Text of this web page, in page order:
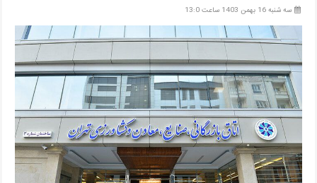
سه شنبه 16 بهمن 1403 ساعت 13:0